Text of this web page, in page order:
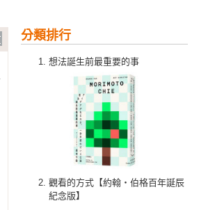
分類排行
想法誕生前最重要的事
觀看的方式【約翰‧伯格百年誕辰
紀念版】